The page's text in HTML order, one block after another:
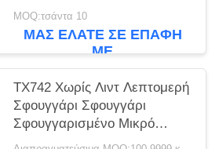
Σφουγγαρισμός Τύπος
εκτυπωτή Καθαρό
MOQ:τσάντα 10
ΜΑΣ ΕΛΆΤΕ ΣΕ ΕΠΑΦΉ
ΜΕ
TX742 Χωρίς Λιντ Λεπτομερή
Σφουγγάρι Σφουγγάρι
Σφουγγαρισμένο Μικρό
Σφουγγαρισμένο Σφουγγάρι